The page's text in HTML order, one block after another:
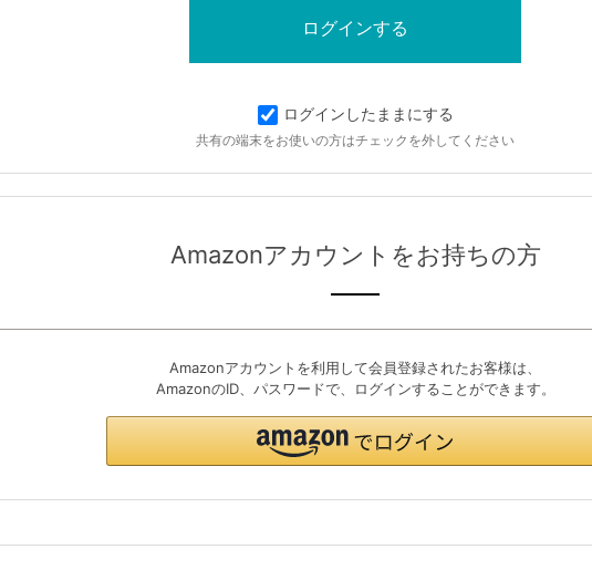
ログインしたままにする
共有の端末をお使いの方はチェックを外してください
Amazonアカウントをお持ちの方
Amazonアカウントを利用して会員登録されたお客様は、
AmazonのID、パスワードで、ログインすることができます。